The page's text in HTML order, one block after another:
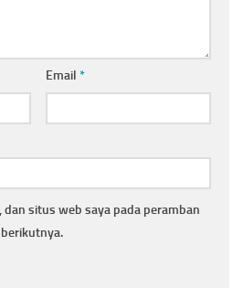
Email *
dan situs web saya pada peramban